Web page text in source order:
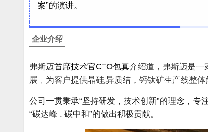
案”的演讲。
企业介绍
弗斯迈首席技术官CTO包真介绍道，弗斯迈是一
展，为客户提供晶硅,异质结，钙钛矿生产线整体
公司一贯秉承“坚持研发，技术创新”的理念，
“碳达峰 . 碳中和”的做出积极贡献。